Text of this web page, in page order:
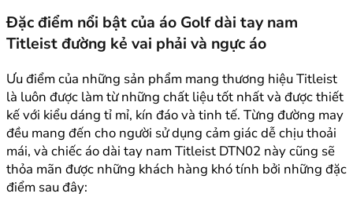
Đặc điểm nổi bật của áo Golf dài tay nam
Titleist đường kẻ vai phải và ngực áo
Ưu điểm của những sản phẩm mang thương hiệu Titleist
là luôn được làm từ những chất liệu tốt nhất và được thiết
kế với kiểu dáng tỉ mỉ, kín đáo và tinh tế. Từng đường may
đều mang đến cho người sử dụng cảm giác dễ chịu thoải
mái, và chiếc áo dài tay nam Titleist DTN02 này cũng sẽ
thỏa mãn được những khách hàng khó tính bởi những đặc
điểm sau đây: